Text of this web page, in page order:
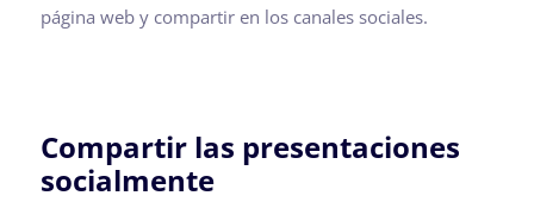
página web y compartir en los canales sociales.
Compartir las presentaciones
socialmente